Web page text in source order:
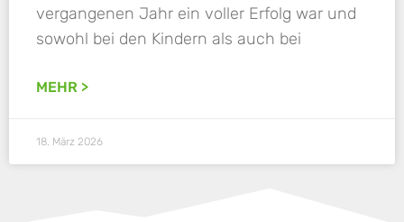
vergangenen Jahr ein voller Erfolg war und
sowohl bei den Kindern als auch bei
MEHR >
18. März 2026